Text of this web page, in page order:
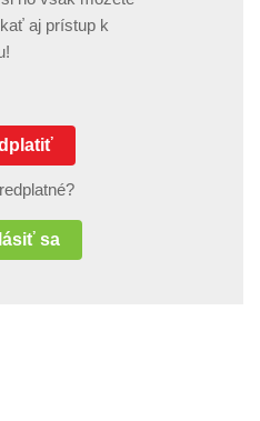
aj prístup k
sa